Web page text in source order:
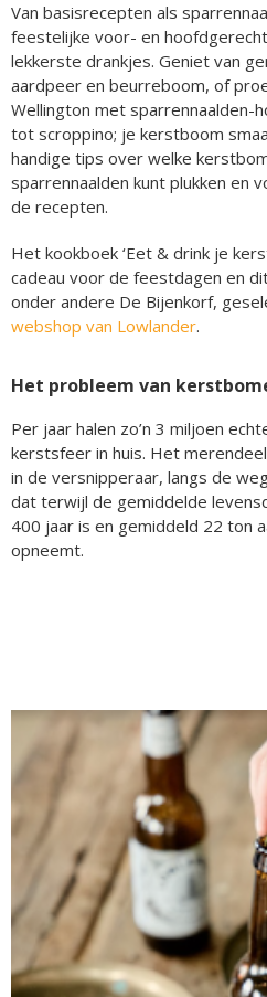
Van basisrecepten als
feestelijke voor- en
lekkerste drankjes. Geniet van
aardpeer en beurreboom, of
Wellington met sparrennaalden-
tot scroppino; je kerstboom
handige tips over welke
sparrennaalden kunt plukken en
de recepten.
Het kookboek ‘Eet & drink je
cadeau voor de feestdagen en
onder andere De Bijenkorf,
webshop van Lowlander.
Het probleem van
Per jaar halen zo’n 3 miljoen
kerstsfeer in huis. Het
in de versnipperaar, langs de
dat terwijl de gemiddelde
400 jaar is en gemiddeld 22 ton
opneemt.